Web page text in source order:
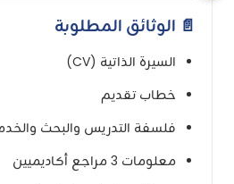
📄 الوثائق المطلوبة
السيرة الذاتية (CV)
خطاب تقديم
فلسفة التدريس والبحث
معلومات 3 مراجع أكاديميين